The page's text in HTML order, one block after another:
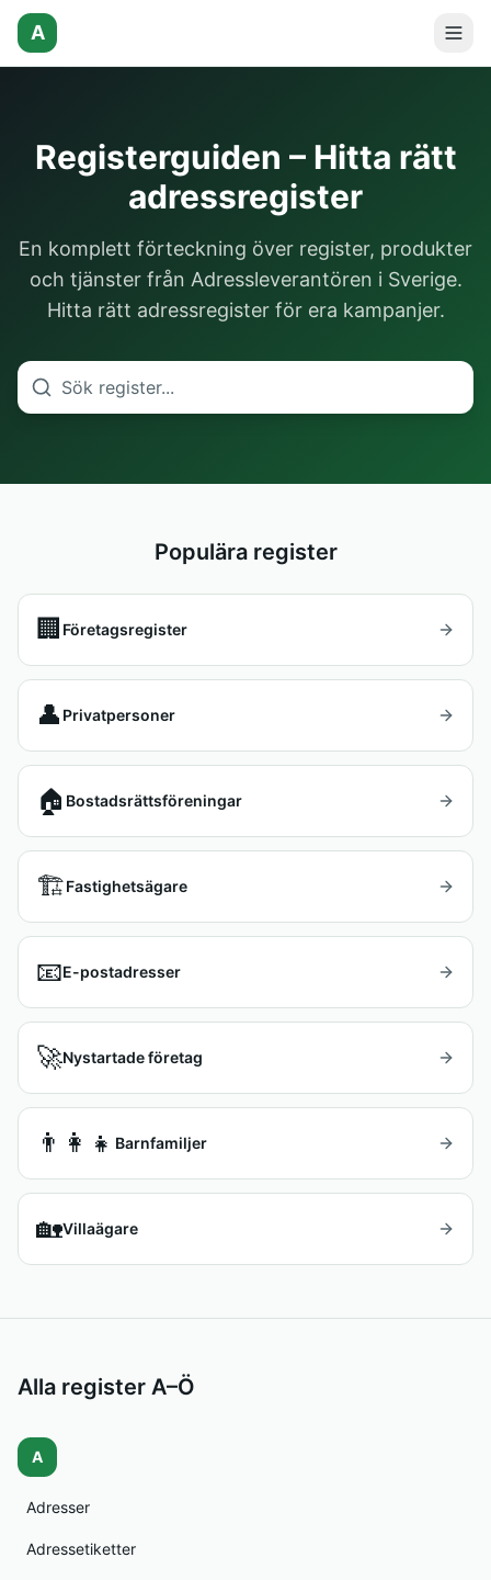
A
Registerguiden – Hitta rätt
adressregister
En komplett förteckning över register, produkter
och tjänster från Adressleverantören i Sverige.
Hitta rätt adressregister för era kampanjer.
Populära register
🏢 Företagsregister
👤 Privatpersoner
🏠 Bostadsrättsföreningar
🏗️Fastighetsägare
📧E-postadresser
🚀Nystartade företag
👨‍👩‍👧 Barnfamiljer
🏡Villaägare
Alla register A–Ö
A
Adresser
Adressetiketter